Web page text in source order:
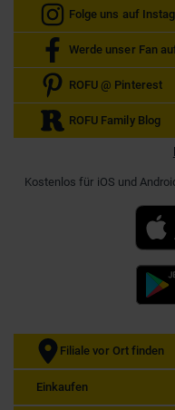
Folge uns auf
Werde unser Fan
ROFU @ Pinterest
ROFU Family Blog
Kostenlos für iOS und
Filiale vor Ort finden
Einkaufen